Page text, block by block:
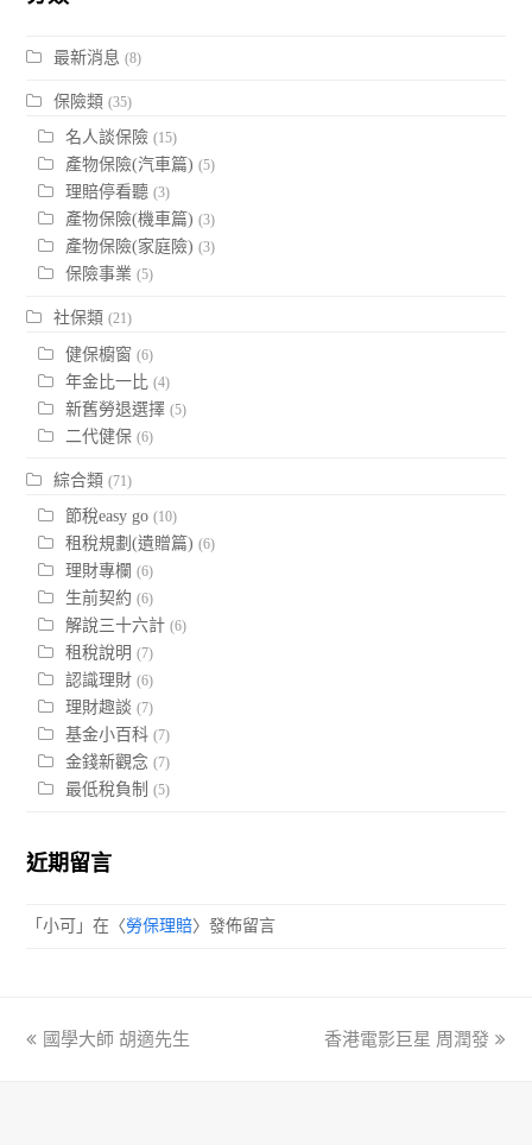
最新消息 (8)
保險類 (35)
名人談保險 (15)
產物保險(汽車篇) (5)
理賠停看聽 (3)
產物保險(機車篇) (3)
產物保險(家庭險) (3)
保險事業 (5)
社保類 (21)
健保櫥窗 (6)
年金比一比 (4)
新舊勞退選擇 (5)
二代健保 (6)
綜合類 (71)
節稅easy go (10)
租稅規劃(遺贈篇) (6)
理財專欄 (6)
生前契約 (6)
解說三十六計 (6)
租稅說明 (7)
認識理財 (6)
理財趣談 (7)
基金小百科 (7)
金錢新觀念 (7)
最低稅負制 (5)
近期留言
「小可 」在〈勞保理賠〉發佈留言
previous
國學大師 胡適先生
next
香港電影巨星 周潤發